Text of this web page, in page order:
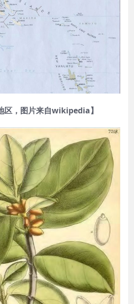
区，图片来自wikipedia】